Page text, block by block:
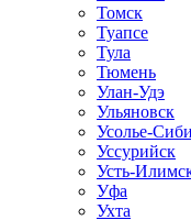
Томск
Туапсе
Тула
Тюмень
Улан-Удэ
Ульяновск
Усолье-
Уссурийск
Усть-
Уфа
Ухта